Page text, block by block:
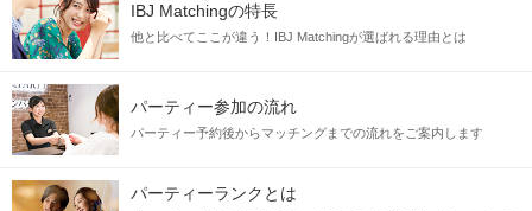
IBJ Matchingの特長
他と比べてここが違う！IBJ Matchingが選ばれる理由とは
パーティー参加の流れ
パーティー予約後からマッチングまでの流れをご案内します
パーティーランクとは